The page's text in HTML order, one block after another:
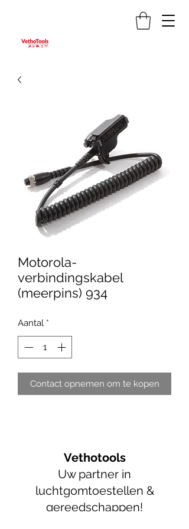
Motorola-
verbindingskabel
(meerpins) 934
Aantal *
Contact opnemen om te kopen
Vethotools
Uw partner in
luchtgomtoestellen &
gereedschappen!